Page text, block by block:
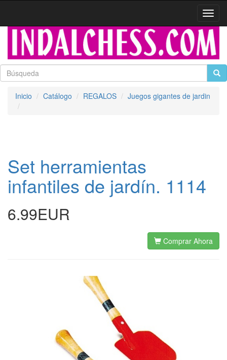
Inicio Catálogo REGALOS Juegos gigantes de jardin
Set herramientas
infantiles de jardín. 1114
6.99EUR
Comprar Ahora